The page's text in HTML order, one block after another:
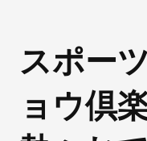
スポー
ョウ倶